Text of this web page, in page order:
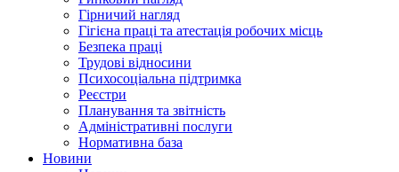
Гірничий нагляд
Гігієна праці та атестація робочих місць
Безпека праці
Трудові відносини
Психосоціальна підтримка
Реєстри
Планування та звітність
Адміністративні послуги
Нормативна база
Новини